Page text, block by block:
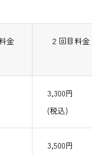
金 ２回目料金
3,300円
(税込)
3,500円